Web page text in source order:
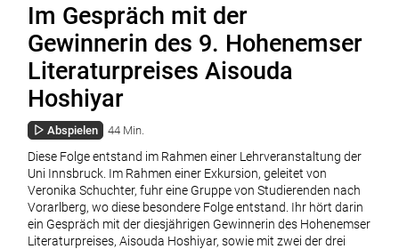
Im Gespräch mit der
Gewinnerin des 9. Hohenemser
Literaturpreises Aisouda
Hoshiyar
Abspielen 44 Min.
Diese Folge entstand im Rahmen einer Lehrveranstaltung der
Uni Innsbruck. Im Rahmen einer Exkursion, geleitet von
Veronika Schuchter, fuhr eine Gruppe von Studierenden nach
Vorarlberg, wo diese besondere Folge entstand. Ihr hört darin
ein Gespräch mit der diesjährigen Gewinnerin des Hohenemser
Literaturpreises, Aisouda Hoshiyar, sowie mit zwei der drei